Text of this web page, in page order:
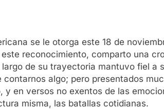
se le otorga este 18 de
reconocimiento, comparto una
de su trayectoria mantuvo fiel a
algo; pero presentados
en versos no exentos de las
misma, las batallas cotidianas.